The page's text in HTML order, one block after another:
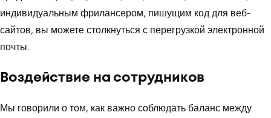
индивидуальным фрилансером, пишущим код для веб-
сайтов, вы можете столкнуться с перегрузкой электронной
почты.
Воздействие на сотрудников
Мы говорили о том, как важно соблюдать баланс между